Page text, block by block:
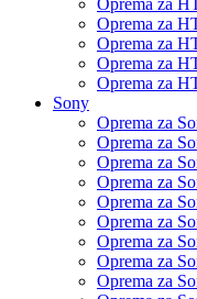
Oprema za
Oprema za
Oprema za
Oprema za
Sony
Oprema za
Oprema za
Oprema za
Oprema za
Oprema za
Oprema za
Oprema za
Oprema za
Oprema za